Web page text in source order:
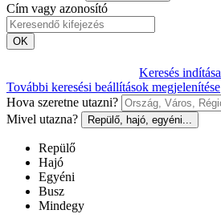
Cím vagy azonosító
OK
Keresés indítása
További keresési beállítások megjelenítése
Hova szeretne utazni?
Mivel utazna?
Repülő, hajó, egyéni...
Repülő
Hajó
Egyéni
Busz
Mindegy